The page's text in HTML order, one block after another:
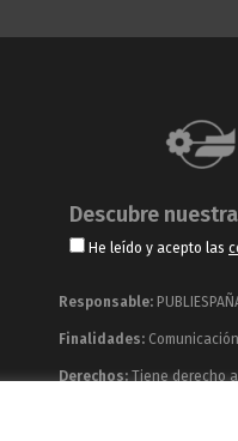
Descubre
He leído y acepto las
Responsable:
Finalidades:
Derechos: Tiene derecho